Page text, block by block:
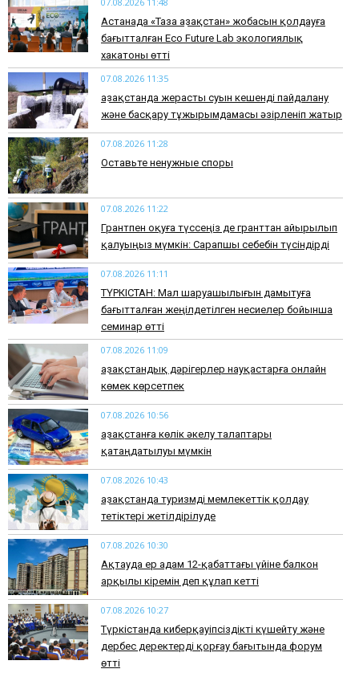
Астанада «Таза Қазақстан» жобасын қолдауға
бағытталған Eco Future Lab экологиялық
хакатоны өтті
07.08.2026 11:35
Қазақстанда жерасты суын кешенді пайдалану
және басқару тұжырымдамасы әзірленіп жатыр
07.08.2026 11:28
Оставьте ненужные споры
07.08.2026 11:22
Грантпен оқуға түссеңіз де гранттан айырылып
қалуыңыз мүмкін: Сарапшы себебін түсіндірді
07.08.2026 11:11
ТҮРКІСТАН: Мал шаруашылығын дамытуға
бағытталған жеңілдетілген несиелер бойынша
семинар өтті
07.08.2026 11:09
Қазақстандық дәрігерлер науқастарға онлайн
көмек көрсетпек
07.08.2026 10:56
Қазақстанға көлік әкелу талаптары
қатаңдатылуы мүмкін
07.08.2026 10:43
Қазақстанда туризмді мемлекеттік қолдау
тетіктері жетілдірілуде
07.08.2026 10:30
Ақтауда ер адам 12-қабаттағы үйіне балкон
арқылы кіремін деп құлап кетті
07.08.2026 10:27
Түркістанда киберқауіпсіздікті күшейту және
дербес деректерді қорғау бағытында форум
өтті